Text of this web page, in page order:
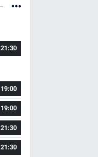
21:30
19:00
19:00
21:30
21:30